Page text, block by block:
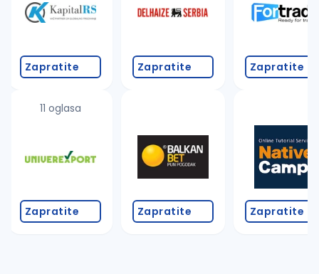
Zapratite
11 oglasa
Zapratite
Zapratite
Zapratite
Zapratite
Zapratite